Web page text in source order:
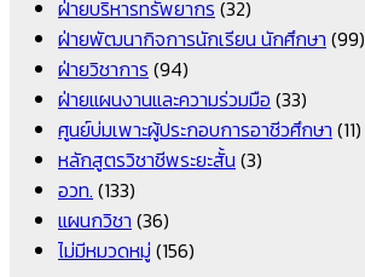
ฝ่ายบริหารทรัพยากร (32)
ฝ่ายพัฒนากิจการนักเรียน นักศึกษา (99)
ฝ่ายวิชาการ (94)
ฝ่ายแผนงานและความร่วมมือ (33)
ศูนย์บ่มเพาะผู้ประกอบการอาชีวศึกษา (11)
หลักสูตรวิชาชีพระยะสั้น (3)
อวท. (133)
แผนกวิชา (36)
ไม่มีหมวดหมู่ (156)